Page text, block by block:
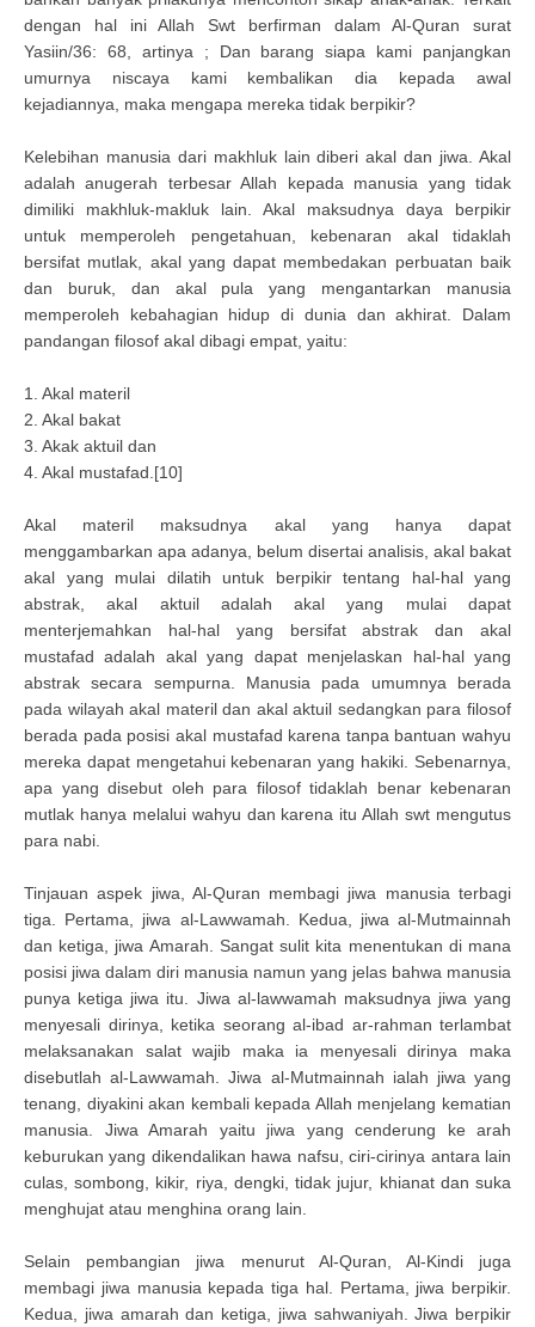
dengan hal ini Allah Swt berfirman dalam Al-Quran surat
Yasiin/36: 68, artinya ; Dan barang siapa kami panjangkan
umurnya niscaya kami kembalikan dia kepada awal
kejadiannya, maka mengapa mereka tidak berpikir?
Kelebihan manusia dari makhluk lain diberi akal dan jiwa. Akal
adalah anugerah terbesar Allah kepada manusia yang tidak
dimiliki makhluk-makluk lain. Akal maksudnya daya berpikir
untuk memperoleh pengetahuan, kebenaran akal tidaklah
bersifat mutlak, akal yang dapat membedakan perbuatan baik
dan buruk, dan akal pula yang mengantarkan manusia
memperoleh kebahagian hidup di dunia dan akhirat. Dalam
pandangan filosof akal dibagi empat, yaitu:
1. Akal materil
2. Akal bakat
3. Akak aktuil dan
4. Akal mustafad.[10]
Akal materil maksudnya akal yang hanya dapat
menggambarkan apa adanya, belum disertai analisis, akal bakat
akal yang mulai dilatih untuk berpikir tentang hal-hal yang
abstrak, akal aktuil adalah akal yang mulai dapat
menterjemahkan hal-hal yang bersifat abstrak dan akal
mustafad adalah akal yang dapat menjelaskan hal-hal yang
abstrak secara sempurna. Manusia pada umumnya berada
pada wilayah akal materil dan akal aktuil sedangkan para filosof
berada pada posisi akal mustafad karena tanpa bantuan wahyu
mereka dapat mengetahui kebenaran yang hakiki. Sebenarnya,
apa yang disebut oleh para filosof tidaklah benar kebenaran
mutlak hanya melalui wahyu dan karena itu Allah swt mengutus
para nabi.
Tinjauan aspek jiwa, Al-Quran membagi jiwa manusia terbagi
tiga. Pertama, jiwa al-Lawwamah. Kedua, jiwa al-Mutmainnah
dan ketiga, jiwa Amarah. Sangat sulit kita menentukan di mana
posisi jiwa dalam diri manusia namun yang jelas bahwa manusia
punya ketiga jiwa itu. Jiwa al-lawwamah maksudnya jiwa yang
menyesali dirinya, ketika seorang al-ibad ar-rahman terlambat
melaksanakan salat wajib maka ia menyesali dirinya maka
disebutlah al-Lawwamah. Jiwa al-Mutmainnah ialah jiwa yang
tenang, diyakini akan kembali kepada Allah menjelang kematian
manusia. Jiwa Amarah yaitu jiwa yang cenderung ke arah
keburukan yang dikendalikan hawa nafsu, ciri-cirinya antara lain
culas, sombong, kikir, riya, dengki, tidak jujur, khianat dan suka
menghujat atau menghina orang lain.
Selain pembangian jiwa menurut Al-Quran, Al-Kindi juga
membagi jiwa manusia kepada tiga hal. Pertama, jiwa berpikir.
Kedua, jiwa amarah dan ketiga, jiwa sahwaniyah. Jiwa berpikir